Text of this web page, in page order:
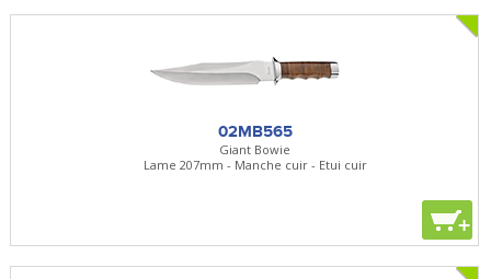
02MB565
Giant Bowie
Lame 207mm - Manche cuir - Etui cuir
+